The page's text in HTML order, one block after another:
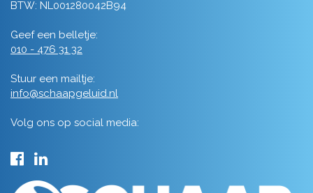
BTW: NL001280042B94
Geef een belletje:
010 - 476 31 32
Stuur een mailtje:
info@schaapgeluid.nl
Volg ons op social media: